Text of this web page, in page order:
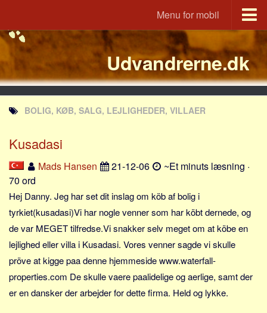
Menu for mobil
Portal
Udvandrerne.dk
Utvandrerne.no
Utvandrarna.se
Tyskland.dk
England.dk
JLKM.dk
Lande
Tyrkiet
Spanien
Frankrig
Sverige
Norge
Udvandrerne.dk
BOLIG, KØB, SALG, LEJLIGHEDER, VILLAER
Kusadasi
Mads Hansen 21-12-06
~Et minuts læsning ·
70 ord
Hej Danny. Jeg har set dit inslag om köb af bolig i
tyrkiet(kusadasi)Vi har nogle venner som har köbt dernede, og
de var MEGET tilfredse.Vi snakker selv meget om at köbe en
lejlighed eller villa i Kusadasi. Vores venner sagde vi skulle
pröve at kigge paa denne hjemmeside www.waterfall-
properties.com De skulle vaere paalidelige og aerlige, samt der
er en dansker der arbejder for dette firma. Held og lykke.